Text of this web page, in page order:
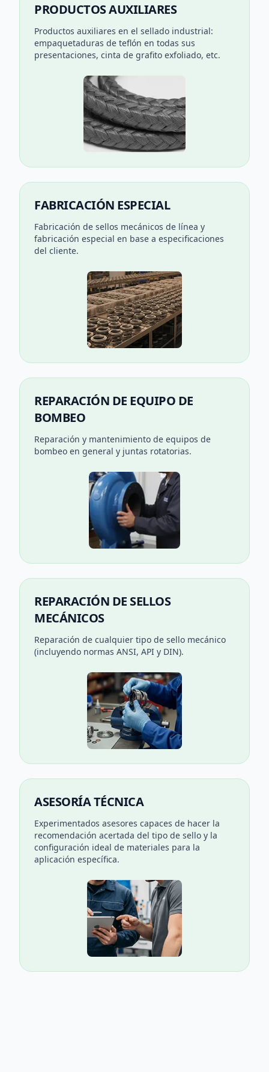
PRODUCTOS AUXILIARES
Productos auxiliares en el sellado industrial:
empaquetaduras de teflón en todas sus
presentaciones, cinta de grafito exfoliado, etc.
FABRICACIÓN ESPECIAL
Fabricación de sellos mecánicos de línea y
fabricación especial en base a especificaciones
del cliente.
REPARACIÓN DE EQUIPO DE
BOMBEO
Reparación y mantenimiento de equipos de
bombeo en general y juntas rotatorias.
REPARACIÓN DE SELLOS
MECÁNICOS
Reparación de cualquier tipo de sello mecánico
(incluyendo normas ANSI, API y DIN).
ASESORÍA TÉCNICA
Experimentados asesores capaces de hacer la
recomendación acertada del tipo de sello y la
configuración ideal de materiales para la
aplicación específica.